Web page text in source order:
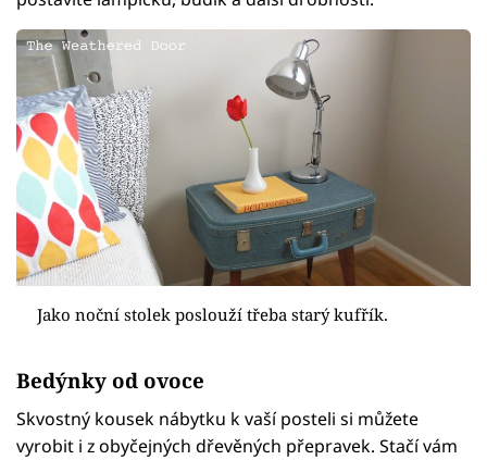
Jako noční stolek poslouží třeba starý kufřík.
Bedýnky od ovoce
Skvostný kousek nábytku k vaší posteli si můžete
vyrobit i z obyčejných dřevěných přepravek. Stačí vám